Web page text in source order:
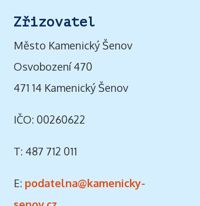
Zřizovatel
Město Kamenický Šenov
Osvobození 470
471 14 Kamenický Šenov
IČO: 00260622
T: 487 712 011
E: podatelna@kamenicky-